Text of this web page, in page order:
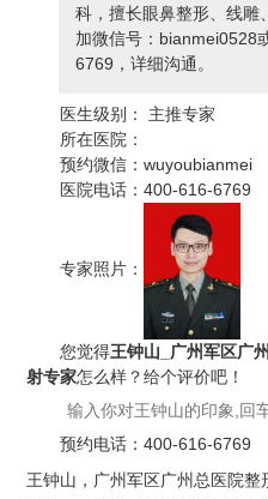
科，擅长眼鼻整形、线雕
加微信号：bianmei0528
6769，详细沟通。
医生级别：
主推专家
所在医院：
预约微信：wuyoubianmei
医院电话：400-616-6769
专家照片：
您觉得王钟山_广州军区广
射专家怎么样？给个评价吧！
预约电话：400-616-6769
王钟山，广州军区广州总医院整